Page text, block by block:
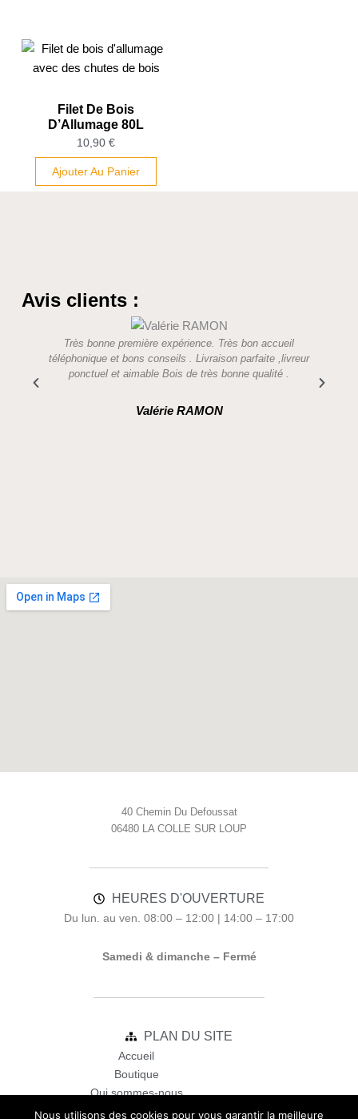
Filet De Bois
D’Allumage 80L
10,90€
Ajouter Au Panier
Avis clients :
Très bonne première expérience. Très bon accueil
téléphonique et bons conseils . Livraison parfaite ,livreur
ponctuel et aimable Bois de très bonne qualité .
Valérie RAMON
40 Chemin Du Defoussat
06480 LA COLLE SUR LOUP
HEURES D'OUVERTURE
Du lun. au ven. 08:00 – 12:00 | 14:00 – 17:00
Samedi & dimanche – Fermé
PLAN DU SITE
Accueil
Boutique
Qui sommes-nous
Contact
Nous utilisons des cookies pour vous garantir la meilleure